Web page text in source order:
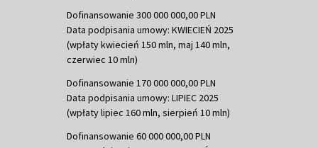
Dofinansowanie 300 000 000,00 PLN
Data podpisania umowy: KWIECIEŃ 2025
(wpłaty kwiecień 150 mln, maj 140 mln,
czerwiec 10 mln)
Dofinansowanie 170 000 000,00 PLN
Data podpisania umowy: LIPIEC 2025
(wpłaty lipiec 160 mln, sierpień 10 mln)
Dofinansowanie 60 000 000,00 PLN